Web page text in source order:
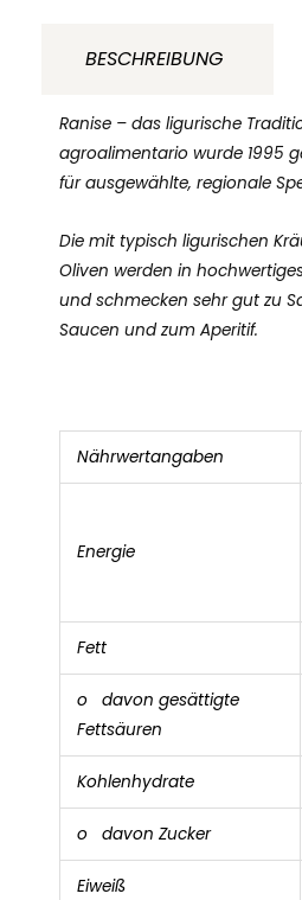
BESCHREIBUNG
Ranise – das ligurische
agroalimentario wurde 1995
für ausgewählte, regionale
Die mit typisch ligurischen
Oliven werden in
und schmecken sehr gut zu
Saucen und zum Aperitif.
Nährwertangaben
Energie
Fett
o davon gesättigte
Fettsäuren
Kohlenhydrate
o davon Zucker
Eiweiß